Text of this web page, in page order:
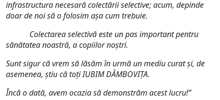
infrastructura necesară colectării selective; acum, depinde
doar de noi să o folosim așa cum trebuie.
Colectarea selectivă este un pas important pentru
sănătatea noastră, a copiilor noștri.
Sunt sigur că vrem să lăsăm în urmă un mediu curat și, de
asemenea, știu că toți IUBIM DÂMBOVIȚA.
Încă o dată, avem ocazia să demonstrăm acest lucru!”